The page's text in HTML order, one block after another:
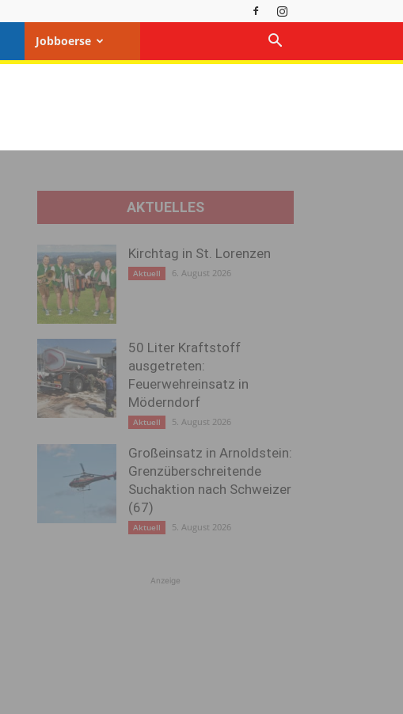
Jobboerse
AKTUELLES
Kirchtag in St. Lorenzen
Aktuell 6. August 2026
50 Liter Kraftstoff
ausgetreten:
Feuerwehreinsatz in
Möderndorf
Aktuell 5. August 2026
Großeinsatz in Arnoldstein:
Grenzüberschreitende
Suchaktion nach Schweizer
(67)
Aktuell 5. August 2026
Anzeige